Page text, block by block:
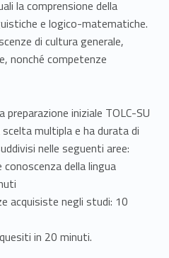
la comprensione della
e logico-matematiche.
di cultura generale,
nonché competenze
iniziale TOLC-SU
multipla e ha durata di
nelle seguenti aree:
della lingua
acquisiste negli studi: 10
in 20 minuti.